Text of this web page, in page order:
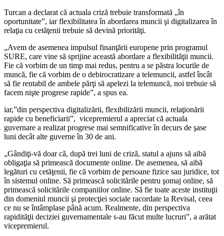
Turcan a declarat că actuala criză trebuie transformată „în
oportunitate”, iar flexibilitatea în abordarea muncii şi digitalizarea în
relaţia cu cetăţenii trebuie să devină priorităţi.
„Avem de asemenea impulsul finanţării europene prin programul
SURE, care vine să sprijine această abordare a flexibilităţii muncii.
Fie că vorbim de un timp mai redus, pentru a se păstra locurile de
muncă, fie că vorbim de o debirocratizare a telemuncii, astfel încât
să fie rentabil de ambele părţi să apelezi la telemuncă, noi trebuie să
facem nişte progrese rapide”, a spus ea.
iar,”din perspectiva digitalizării, flexibilizării muncii, relaţionării
rapide cu beneficiarii”, vicepremierul a apreciat că actuala
guvernare a realizat progrese mai semnificative în decurs de şase
luni decât alte guverne în 30 de ani.
„Gândiţi-vă doar că, după trei luni de criză, statul a ajuns să aibă
obligaţia să primească documente online. De asemenea, să aibă
legături cu cetăţenii, fie că vorbim de persoane fizice sau juridice, tot
în sistemul online. Să primească solicitările pentru şomaj online, să
primească solicitările companiilor online. Să fie toate aceste instituţii
din domeniul muncii şi protecţiei sociale racordate la Revisal, ceea
ce nu se întâmplase până acum. Realmente, din perspectiva
rapidităţii deciziei guvernamentale s-au făcut multe lucruri”, a arătat
vicepremierul.